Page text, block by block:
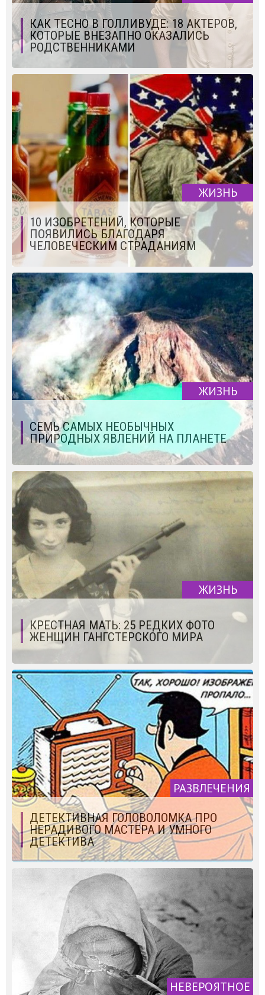
КАК ТЕСНО В ГОЛЛИВУДЕ: 18 АКТЕРОВ,
КОТОРЫЕ ВНЕЗАПНО ОКАЗАЛИСЬ
РОДСТВЕННИКАМИ
ЖИЗНЬ
10 ИЗОБРЕТЕНИЙ, КОТОРЫЕ
ПОЯВИЛИСЬ БЛАГОДАРЯ
ЧЕЛОВЕЧЕСКИМ СТРАДАНИЯМ
ЖИЗНЬ
СЕМЬ САМЫХ НЕОБЫЧНЫХ
ПРИРОДНЫХ ЯВЛЕНИЙ НА ПЛАНЕТЕ
ЖИЗНЬ
КРЕСТНАЯ МАТЬ: 25 РЕДКИХ ФОТО
ЖЕНЩИН ГАНГСТЕРСКОГО МИРА
РАЗВЛЕЧЕНИЯ
ДЕТЕКТИВНАЯ ГОЛОВОЛОМКА ПРО
НЕРАДИВОГО МАСТЕРА И УМНОГО
ДЕТЕКТИВА
НЕВЕРОЯТНОЕ